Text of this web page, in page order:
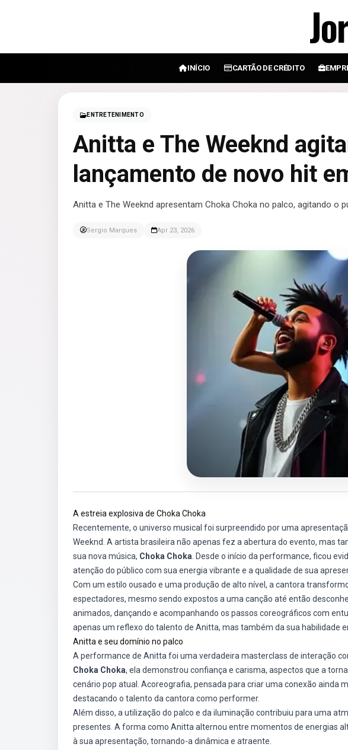
INÍCIO CARTÃO DE CRÉDITO
ENTRETENIMENTO
Anitta e The Weeknd
lançamento de novo hit
Anitta e The Weeknd apresentam Choka Choka no palco, agitando o
Sergio Marques Apr 23, 2026
A estreia explosiva de Choka Choka
Recentemente, o universo musical foi surpreendido por uma
Weeknd. A artista brasileira não apenas fez a abertura do evento, mas
sua nova música, Choka Choka . Desde o início da performance, ficou
atenção do público com sua energia vibrante e a qualidade de sua
Com um estilo ousado e uma produção de alto nível, a cantora
espectadores, mesmo sendo expostos a uma canção até então
animados, dançando e acompanhando os passos coreográficos com
apenas um reflexo do talento de Anitta, mas também da sua habilidade
Anitta e seu domínio no palco
A performance de Anitta foi uma verdadeira masterclass de interação
Choka Choka, ela demonstrou confiança e carisma, aspectos que a
cenário pop atual. Acoreografia, pensada para criar uma conexão ainda
destacando o talento da cantora como performer.
Além disso, a utilização do palco e da iluminação contribuiu para uma
presentes. A forma como Anitta alternou entre momentos de energias
à sua apresentação, tornando-a dinâmica e atraente.